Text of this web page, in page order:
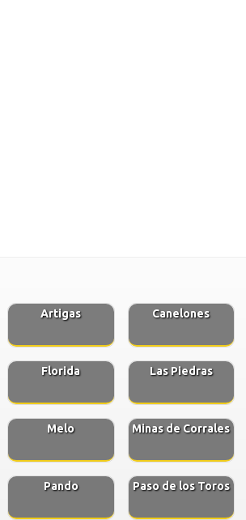
Artigas Canelones
Florida Las Piedras
Melo Minas de Corrales
Pando Paso de los Toros